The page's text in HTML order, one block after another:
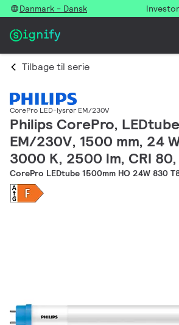
Danmark - Dansk
Tilbage til serie
CorePro LED-lysrør EM/230V
Philips CorePro,
EM/230V, 1500 mm, 24
3000 K, 2500 lm, CRI
CorePro LEDtube 1500mm HO 24W 830